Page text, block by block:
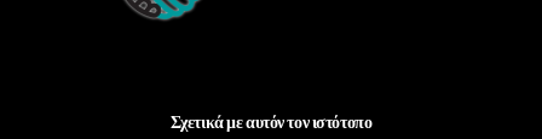
Σχετικά με αυτόν τον ιστότοπο